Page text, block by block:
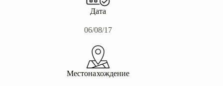
Дата
06/08/17
Местонахождение